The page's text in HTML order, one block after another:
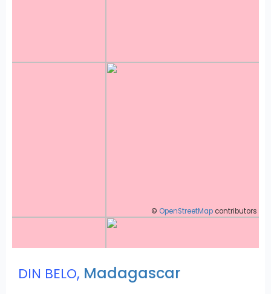
© OpenStreetMap contributors
DIN BELO, Madagascar